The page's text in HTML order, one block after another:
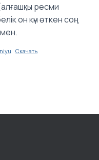
ресми
он күн өткен соң
Скачать